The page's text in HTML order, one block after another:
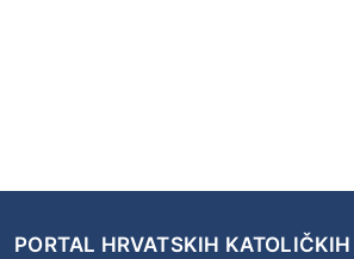
PORTAL HRVATSKIH